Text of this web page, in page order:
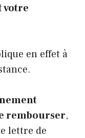
votre
en effet à
rembourser,
lettre de